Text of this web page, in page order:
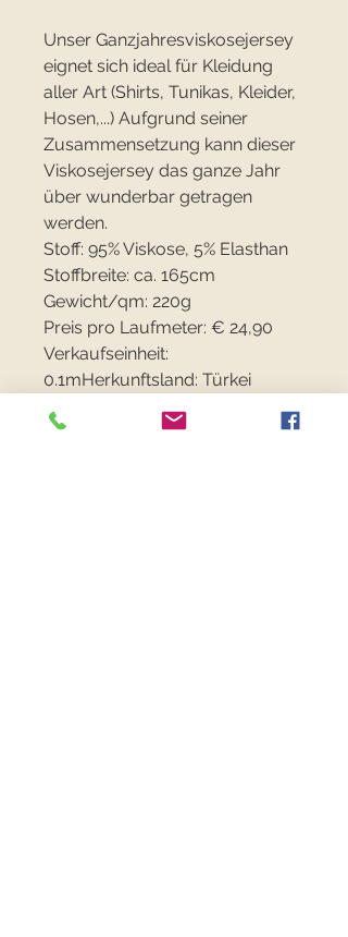
Unser Ganzjahresviskosejersey
eignet sich ideal für Kleidung
aller Art (Shirts, Tunikas, Kleider,
Hosen,...) Aufgrund seiner
Zusammensetzung kann dieser
Viskosejersey das ganze Jahr
über wunderbar getragen
werden.
Stoff: 95% Viskose, 5% Elasthan
Stoffbreite: ca. 165cm
Gewicht/qm: 220g
Preis pro Laufmeter: € 24,90
Verkaufseinheit:
0.1mHerkunftsland: Türkei